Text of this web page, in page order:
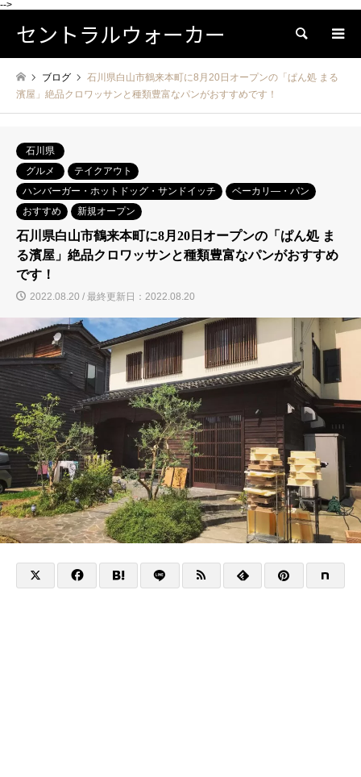
-->
セントラルウォーカー 検索
ブログ
石川県白山市鶴来本町に8月20日オープンの「ぱん処 まる
濱屋」絶品クロワッサンと種類豊富なパンがおすすめです！
石川県
グルメ
テイクアウト
ハンバーガー・ホットドッグ・サンドイッチ
ベーカリ―・パン
おすすめ
新規オープン
石川県白山市鶴来本町に8月20日オープンの「ぱん処 ま
る濱屋」絶品クロワッサンと種類豊富なパンがおすすめ
です！
2022.08.20 / 最終更新日：2022.08.20